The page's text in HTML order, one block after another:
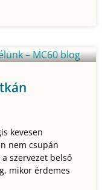
kevesen
nem csupán
szervezet belső
mikor érdemes